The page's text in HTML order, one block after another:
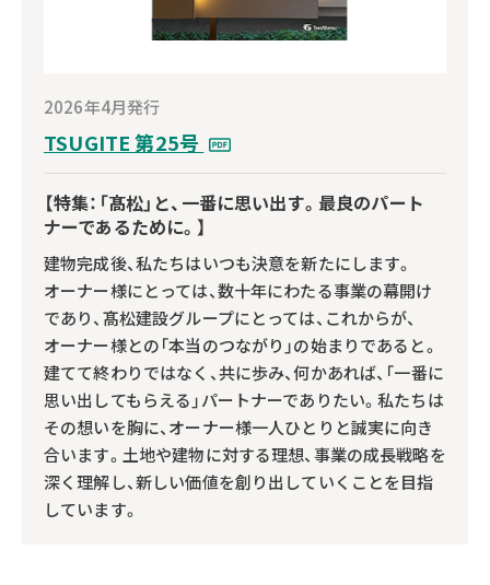
2026年4月発行
TSUGITE 第25号
【特集：「髙松」と、一番に思い出す。最良のパート
ナーであるために。】
建物完成後、私たちはいつも決意を新たにします。
オーナー様にとっては、数十年にわたる事業の幕開け
であり、髙松建設グループにとっては、これからが、
オーナー様との「本当のつながり」の始まりであると。
建てて終わりではなく、共に歩み、何かあれば、「一番に
思い出してもらえる」パートナーでありたい。私たちは
その想いを胸に、オーナー様一人ひとりと誠実に向き
合います。土地や建物に対する理想、事業の成長戦略を
深く理解し、新しい価値を創り出していくことを目指
しています。